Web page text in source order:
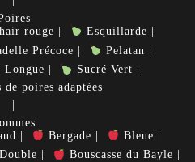
rouge
Esquillarde
Précoce
Pelatan
Longue
Sucré Vert
de poires adaptées
Bergade
Bleue
Bouscasse du Bayle